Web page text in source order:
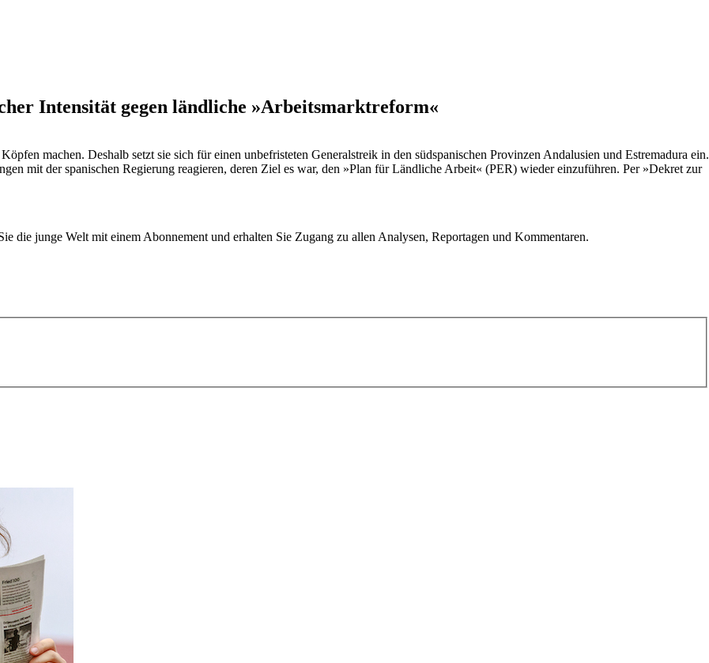
Intensität gegen ländliche »Arbeitsmarktreform«
machen. Deshalb setzt sie sich für einen unbefristeten Generalstreik in den südspanischen Provinzen Andalusien und Estremadura ein.
mit der spanischen Regierung reagieren, deren Ziel es war, den »Plan für Ländliche Arbeit« (PER) wieder einzuführen. Per »Dekret zur
die junge Welt mit einem Abonnement und erhalten Sie Zugang zu allen Analysen, Reportagen und Kommentaren.